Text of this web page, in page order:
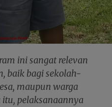
ini sangat relevan
baik bagi sekolah-
maupun warga
pelaksanaannya